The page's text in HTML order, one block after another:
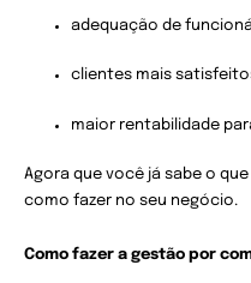
adequação de
clientes mais
maior rentabilidade
Agora que você já sabe o
como fazer no seu negócio.
Como fazer a gestão por